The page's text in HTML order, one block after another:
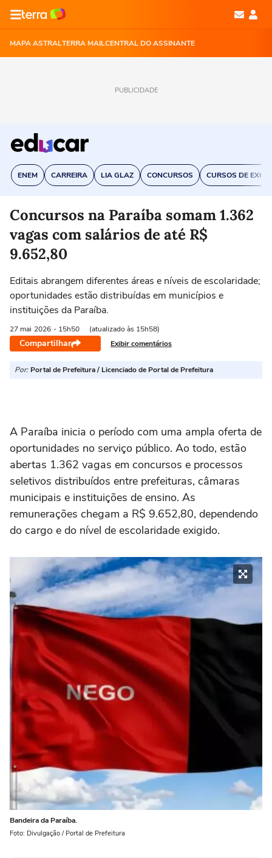
MAPA ASTRALTERRA MAILCENTRAL DO ASSINANTE
PUBLICIDADE
ENEM CARREIRA LIA GLAZ CONCURSOS CURSOS DE EXCEL
Concursos na Paraíba somam 1.362
vagas com salários de até R$
9.652,80
Editais abrangem diferentes áreas e níveis de escolaridade;
oportunidades estão distribuídas em municípios e
instituições da Paraíba.
27 mai 2026 - 15h50 (atualizado às 15h58)
Compartilhar Exibir comentários
Por: Portal de Prefeitura / Licenciado de Portal de Prefeitura
A Paraíba inicia o período com uma ampla oferta de
oportunidades no serviço público. Ao todo, estão
abertas 1.362 vagas em concursos e processos
seletivos distribuídos entre prefeituras, câmaras
municipais e instituições de ensino. As
remunerações chegam a R$ 9.652,80, dependendo
do cargo e do nível de escolaridade exigido.
Bandeira da Paraíba.
Foto: Divulgação / Portal de Prefeitura